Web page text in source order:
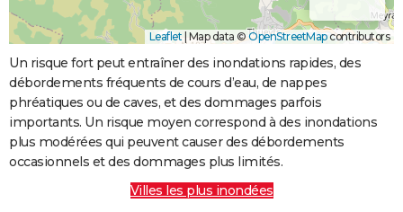
Leaflet Map data ©OpenStreetMapcontributors
Un risque fort peut entraîner des inondations rapides, des
débordements fréquents de cours d’eau, de nappes
phréatiques ou de caves, et des dommages parfois
importants. Un risque moyen correspond à des inondations
plus modérées qui peuvent causer des débordements
occasionnels et des dommages plus limités.
Villes les plus inondées